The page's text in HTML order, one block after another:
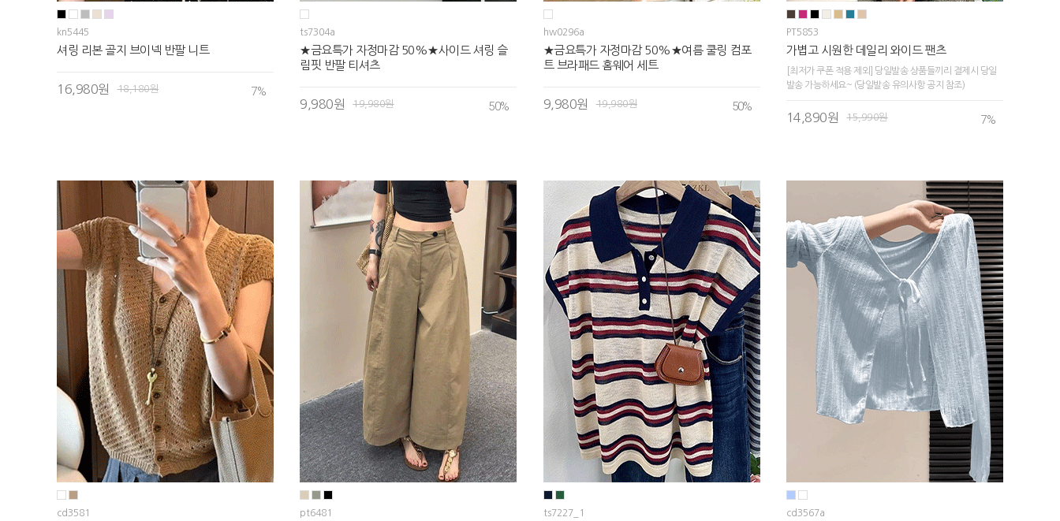
kn5445
셔링 리본 골지 브이넥 반팔 니트
16,980원 18,180원 7%
ts7304a
★금요특가 자정마감 50%★사이드 셔링 슬
림핏 반팔 티셔츠
9,980원 19,980원 50%
hw0296a
★금요특가 자정마감 50%★여름 쿨링 컴포
트 브라패드 홈웨어 세트
9,980원 19,980원 50%
PT5853
가볍고 시원한 데일리 와이드 팬츠
[최저가 쿠폰 적용 제외] 당일발송 상품들끼리 결제시 당일
발송 가능하세요~ (당일발송 유의사항 공지 참조)
14,890원 15,990원 7%
cd3581 pt6481 ts7227_1 cd3567a